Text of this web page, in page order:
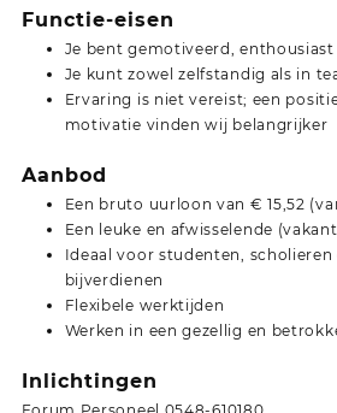
Functie-eisen
Je bent gemotiveerd,
Je kunt zowel zelfstandig als in
Ervaring is niet vereist; een
motivatie vinden wij belangrijker
Aanbod
Een bruto uurloon van € 15,52
Een leuke en afwisselende
Ideaal voor studenten, scholieren
bijverdienen
Flexibele werktijden
Werken in een gezellig en
Inlichtingen